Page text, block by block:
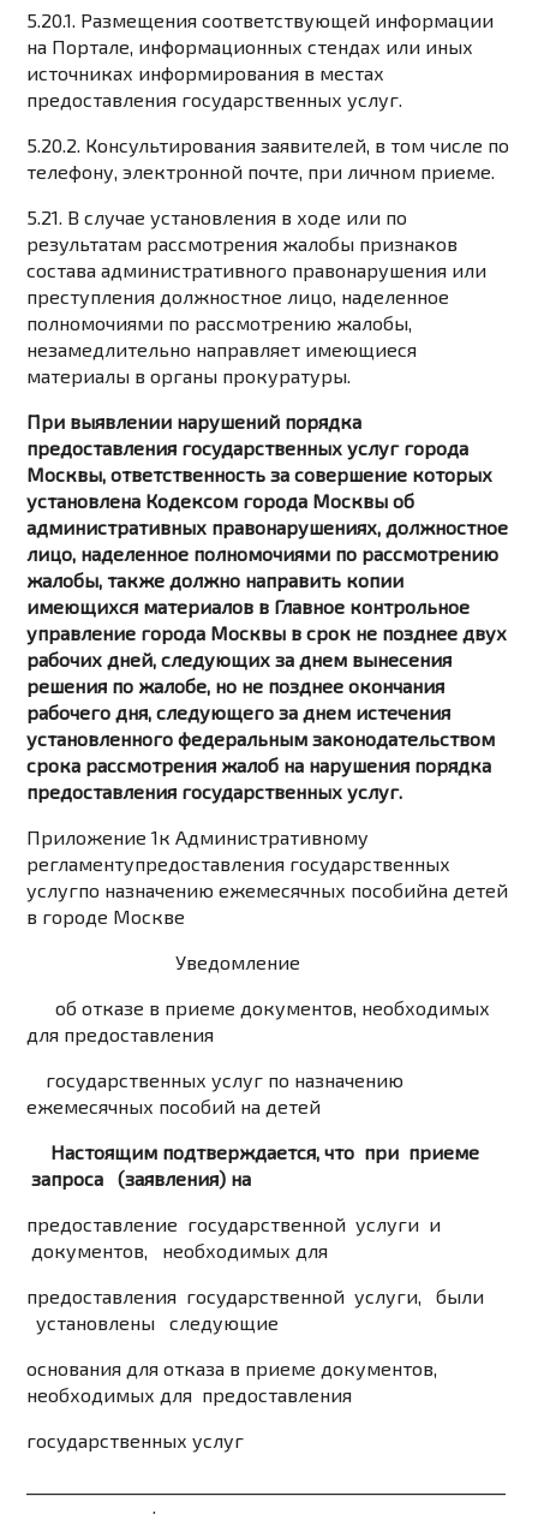
5.20.1. Размещения соответствующей информации
на Портале, информационных стендах или иных
источниках информирования в местах
предоставления государственных услуг.
5.20.2. Консультирования заявителей, в том числе по
телефону, электронной почте, при личном приеме.
5.21. В случае установления в ходе или по
результатам рассмотрения жалобы признаков
состава административного правонарушения или
преступления должностное лицо, наделенное
полномочиями по рассмотрению жалобы,
незамедлительно направляет имеющиеся
материалы в органы прокуратуры.
При выявлении нарушений порядка
предоставления государственных услуг города
Москвы, ответственность за совершение которых
установлена Кодексом города Москвы об
административных правонарушениях, должностное
лицо, наделенное полномочиями по рассмотрению
жалобы, также должно направить копии
имеющихся материалов в Главное контрольное
управление города Москвы в срок не позднее двух
рабочих дней, следующих за днем вынесения
решения по жалобе, но не позднее окончания
рабочего дня, следующего за днем истечения
установленного федеральным законодательством
срока рассмотрения жалоб на нарушения порядка
предоставления государственных услуг.
Приложение 1к Административному
регламентупредоставления государственных
услугпо назначению ежемесячных пособийна детей
в городе Москве
Уведомление
об отказе в приеме документов, необходимых
для предоставления
государственных услуг по назначению
ежемесячных пособий на детей
Настоящим подтверждается, что при приеме
запроса (заявления) на
предоставление государственной услуги и
документов, необходимых для
предоставления государственной услуги, были
установлены следующие
основания для отказа в приеме документов,
необходимых для предоставления
государственных услуг